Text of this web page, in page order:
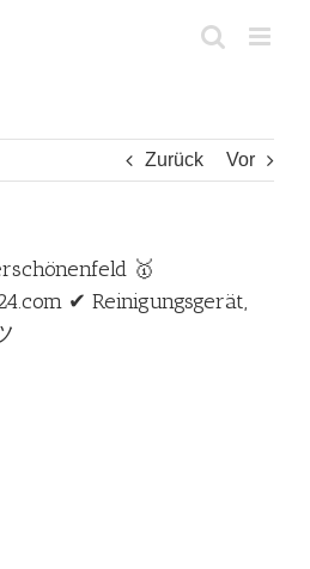
Zurück Vor
🥇
✔ Reinigungsgerät,